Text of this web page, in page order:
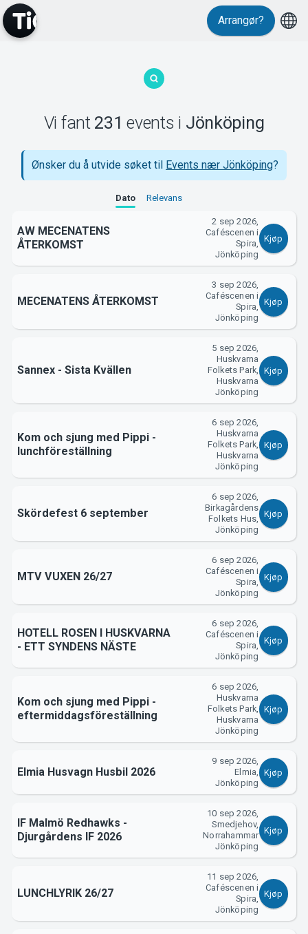
MyTickster
Support
Om Tickster
Arrangør?
Vi fant 231 events i Jönköping
Ønsker du å utvide søket til Events nær Jönköping?
Dato Relevans
AW MECENATENS
ÅTERKOMST
2 sep 2026,
Caféscenen i
Spira,
Jönköping
Kjøp
MECENATENS ÅTERKOMST
3 sep 2026,
Caféscenen i
Spira,
Jönköping
Kjøp
Sannex - Sista Kvällen
5 sep 2026,
Huskvarna
Folkets Park,
Huskvarna
Jönköping
Kjøp
Kom och sjung med Pippi -
lunchföreställning
6 sep 2026,
Huskvarna
Folkets Park,
Huskvarna
Jönköping
Kjøp
Skördefest 6 september
6 sep 2026,
Birkagårdens
Folkets Hus,
Jönköping
Kjøp
MTV VUXEN 26/27
6 sep 2026,
Caféscenen i
Spira,
Jönköping
Kjøp
HOTELL ROSEN I HUSKVARNA
- ETT SYNDENS NÄSTE
6 sep 2026,
Caféscenen i
Spira,
Jönköping
Kjøp
Kom och sjung med Pippi -
eftermiddagsföreställning
6 sep 2026,
Huskvarna
Folkets Park,
Huskvarna
Jönköping
Kjøp
Elmia Husvagn Husbil 2026
9 sep 2026,
Elmia,
Jönköping
Kjøp
IF Malmö Redhawks -
Djurgårdens IF 2026
10 sep 2026,
Smedjehov,
Norrahammar
Jönköping
Kjøp
LUNCHLYRIK 26/27
11 sep 2026,
Caféscenen i
Spira,
Jönköping
Kjøp